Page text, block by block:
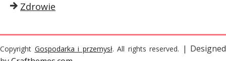
Zdrowie
Copyright Gospodarka i przemysł. All rights reserved. | Designed